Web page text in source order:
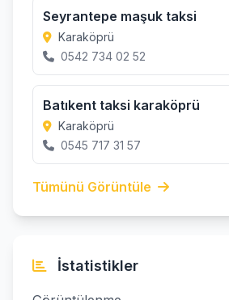
Seyrantepe maşuk taksi
Karaköprü
0542 734 02 52
Batıkent taksi karaköprü
Karaköprü
0545 717 31 57
Tümünü Görüntüle
İstatistikler